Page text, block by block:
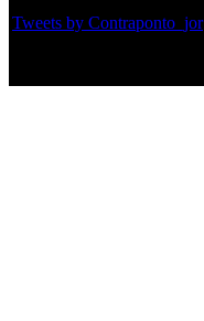
Tweets by Contraponto_jor